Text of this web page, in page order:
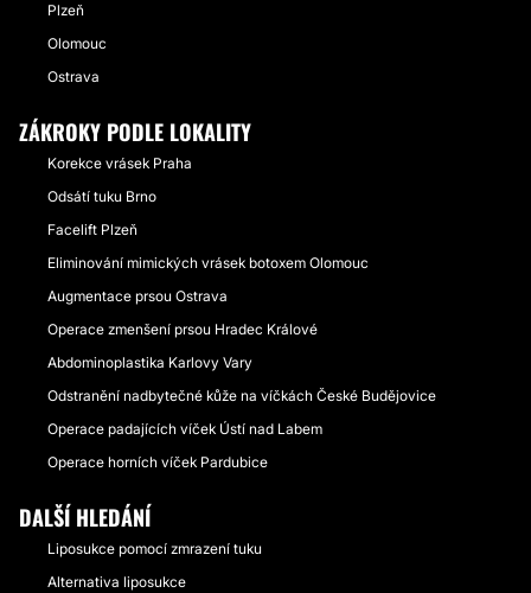
Plzeň
Olomouc
Ostrava
ZÁKROKY PODLE LOKALITY
Korekce vrásek Praha
Odsátí tuku Brno
Facelift Plzeň
Eliminování mimických vrásek botoxem Olomouc
Augmentace prsou Ostrava
Operace zmenšení prsou Hradec Králové
Abdominoplastika Karlovy Vary
Odstranění nadbytečné kůže na víčkách České Budějovice
Operace padajících víček Ústí nad Labem
Operace horních víček Pardubice
DALŠÍ HLEDÁNÍ
Liposukce pomocí zmrazení tuku
Alternativa liposukce